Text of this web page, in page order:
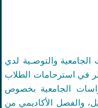
والتوصـية لدي
الطلاب
الجامعية بخصوص
الأكاديمي من